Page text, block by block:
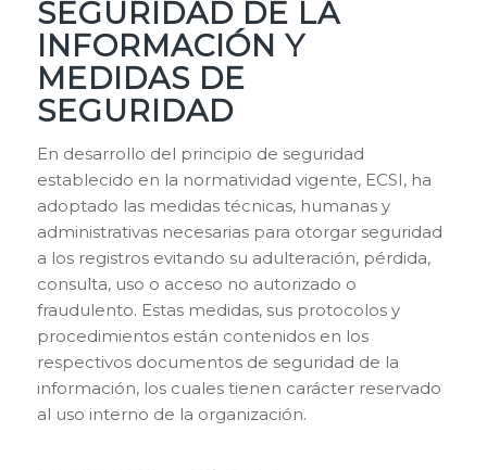
SEGURIDAD DE LA
INFORMACIÓN Y
MEDIDAS DE
SEGURIDAD
En desarrollo del principio de seguridad
establecido en la normatividad vigente, ECSI, ha
adoptado las medidas técnicas, humanas y
administrativas necesarias para otorgar seguridad
a los registros evitando su adulteración, pérdida,
consulta, uso o acceso no autorizado o
fraudulento. Estas medidas, sus protocolos y
procedimientos están contenidos en los
respectivos documentos de seguridad de la
información, los cuales tienen carácter reservado
al uso interno de la organización.